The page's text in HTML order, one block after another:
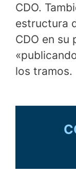
CDO.
estructura
CDO en su
los tramos.